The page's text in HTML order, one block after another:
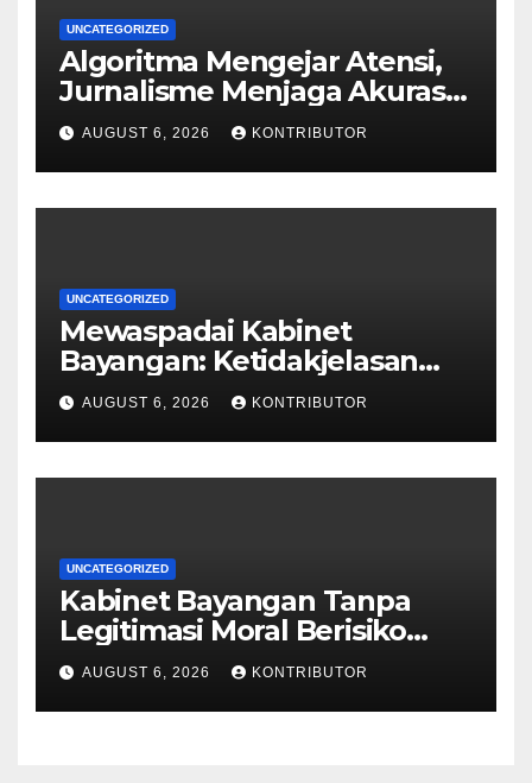
UNCATEGORIZED
Algoritma Mengejar Atensi,
Jurnalisme Menjaga Akurasi
dan Akal Sehat Publik
AUGUST 6, 2026 KONTRIBUTOR
UNCATEGORIZED
Mewaspadai Kabinet
Bayangan: Ketidakjelasan
Legitimasi Moral dan
Representasi
AUGUST 6, 2026 KONTRIBUTOR
UNCATEGORIZED
Kabinet Bayangan Tanpa
Legitimasi Moral Berisiko
Mengaburkan Kepercayaan
Publik
AUGUST 6, 2026 KONTRIBUTOR